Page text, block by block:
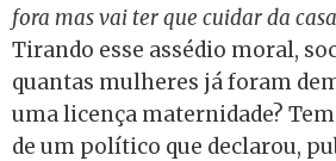
fora mas vai ter que cuidar da casa
Tirando esse assédio moral,
quantas mulheres já foram
uma licença maternidade?
de um político que declarou,